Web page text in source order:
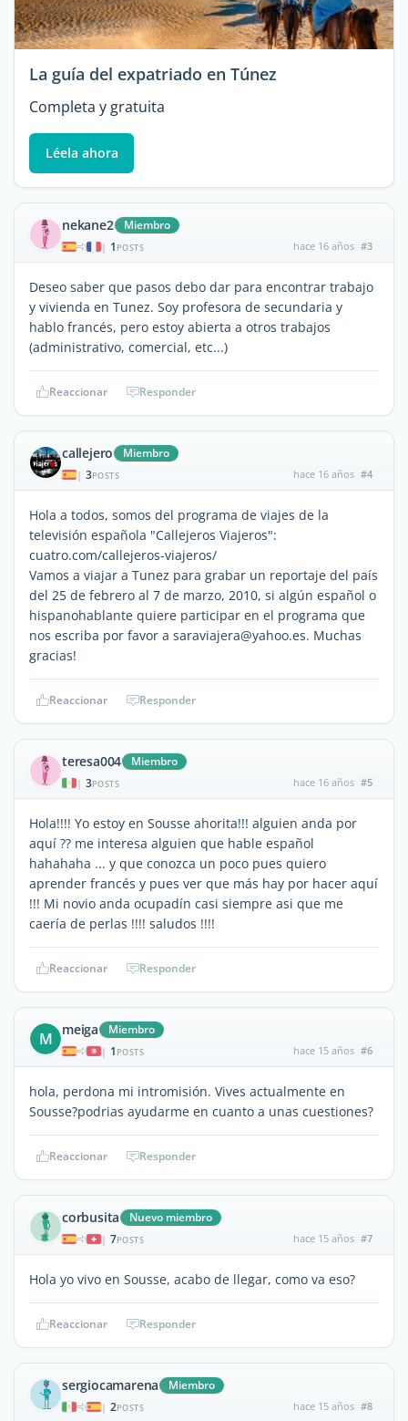
La guía del expatriado en Túnez
Completa y gratuita
Léela ahora
nekane2 Miembro
| 1 POSTS hace 16 años #3
Deseo saber que pasos debo dar para encontrar trabajo
y vivienda en Tunez. Soy profesora de secundaria y
hablo francés, pero estoy abierta a otros trabajos
(administrativo, comercial, etc...)
Reaccionar Responder
callejero Miembro
| 3POSTS hace 16 años #4
Hola a todos, somos del programa de viajes de la
televisión española "Callejeros Viajeros":
cuatro.com/callejeros-viajeros/
Vamos a viajar a Tunez para grabar un reportaje del país
del 25 de febrero al 7 de marzo, 2010, si algún español o
hispanohablante quiere participar en el programa que
nos escriba por favor a saraviajera@yahoo.es. Muchas
gracias!
Reaccionar Responder
teresa004 Miembro
| 3POSTS hace 16 años #5
Hola!!!! Yo estoy en Sousse ahorita!!! alguien anda por
aquí ?? me interesa alguien que hable español
hahahaha ... y que conozca un poco pues quiero
aprender francés y pues ver que más hay por hacer aquí
!!! Mi novio anda ocupadín casi siempre asi que me
caería de perlas !!!! saludos !!!!
Reaccionar Responder
M meiga Miembro
| 1 POSTS hace 15 años #6
hola, perdona mi intromisión. Vives actualmente en
Sousse?podrias ayudarme en cuanto a unas cuestiones?
Reaccionar Responder
corbusita Nuevo miembro
| 7POSTS hace 15 años #7
Hola yo vivo en Sousse, acabo de llegar, como va eso?
Reaccionar Responder
sergiocamarena Miembro
| 2POSTS hace 15 años #8